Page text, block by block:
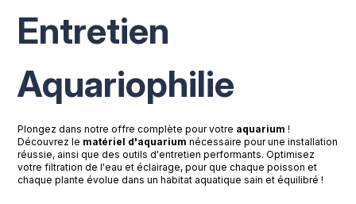
Entretien
Aquariophilie
Plongez dans notre offre complète pour votre aquarium !
Découvrez le matériel d'aquarium nécessaire pour une installation
réussie, ainsi que des outils d'entretien performants. Optimisez
votre filtration de l'eau et éclairage, pour que chaque poisson et
chaque plante évolue dans un habitat aquatique sain et équilibré !